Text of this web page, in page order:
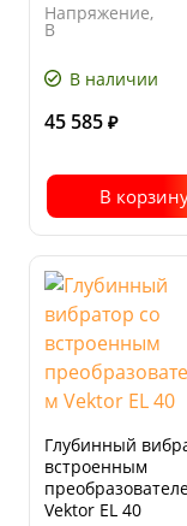
Напряжение,
В
входной ток,
А
В наличии
45 585 ₽
В
Глубинный
встроенным
Vektor EL 40